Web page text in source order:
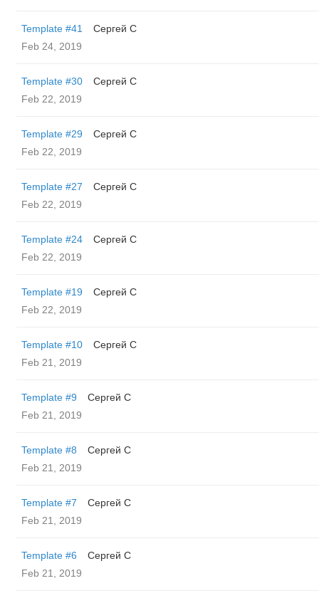
Template #41
Сергей С
Feb 24, 2019
Template #30
Сергей С
Feb 22, 2019
Template #29
Сергей С
Feb 22, 2019
Template #27
Сергей С
Feb 22, 2019
Template #24
Сергей С
Feb 22, 2019
Template #19
Сергей С
Feb 22, 2019
Template #10
Сергей С
Feb 21, 2019
Template #9
Сергей С
Feb 21, 2019
Template #8
Сергей С
Feb 21, 2019
Template #7
Сергей С
Feb 21, 2019
Template #6
Сергей С
Feb 21, 2019